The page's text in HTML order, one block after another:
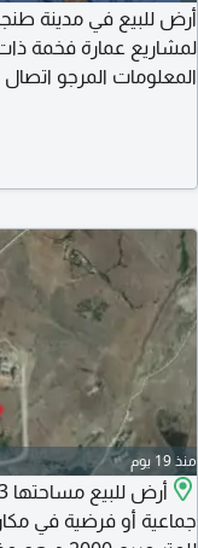
لمشاريع عمارة فخمة ذات
المعلومات المرجو اتصال
منذ 19 يوم
جماعية أو فرضية في